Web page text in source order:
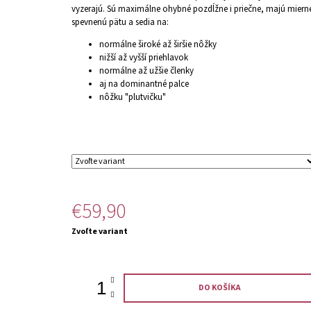
vyzerajú. Sú maximálne ohybné pozdĺžne i priečne, majú
spevnenú pätu a sedia na:
normálne široké až širšie nôžky
nižší až vyšší priehlavok
normálne až užšie členky
aj na dominantné palce
nôžku "plutvičku"
€59,90
Jednotková
Zvoľte variant
DO KOŠÍKA